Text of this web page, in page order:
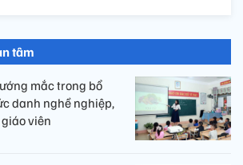
tâm
mắc trong bổ
danh nghề nghiệp,
viên